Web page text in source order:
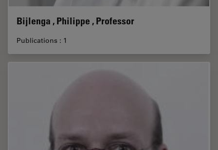
Bijlenga , Philippe , Professor
Publications : 1